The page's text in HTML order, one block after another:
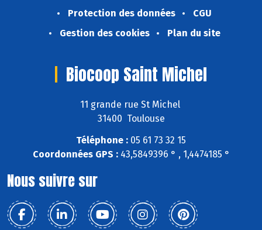
Protection des données
CGU
Gestion des cookies
Plan du site
Biocoop Saint Michel
11 grande rue St Michel
31400 Toulouse
Téléphone : 05 61 73 32 15
Coordonnées GPS :43,5849396 ° , 1,4474185 °
Nous suivre sur